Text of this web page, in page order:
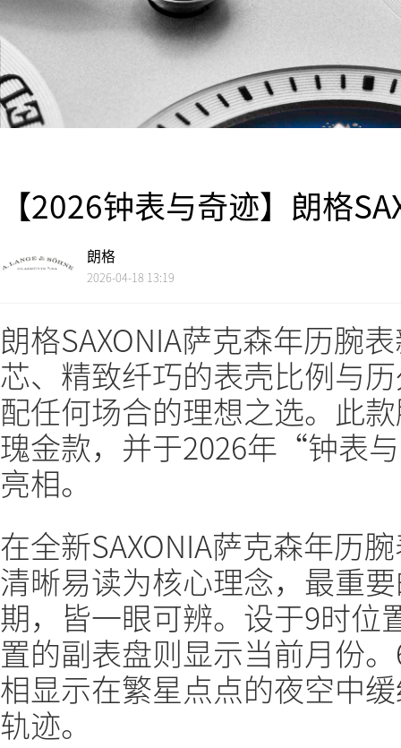
【2026钟表与奇迹】朗格
朗格
2026-04-18 13:19
朗格SAXONIA萨克森年历腕
芯、精致纤巧的表壳比例与
配任何场合的理想之选。此
瑰金款，并于2026年“钟表
亮相。
在全新SAXONIA萨克森年历
清晰易读为核心理念，最重
期，皆一眼可辨。设于9时位
置的副表盘则显示当前月份
相显示在繁星点点的夜空中
轨迹。